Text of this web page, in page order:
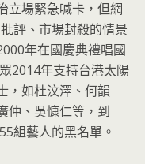
立場緊急喊卡，但網
評、市場封殺的情景
年在國慶典禮唱國
2014年支持台港太陽
，如杜汶澤、何韻
仲、吳慷仁等，到
組藝人的黑名單。